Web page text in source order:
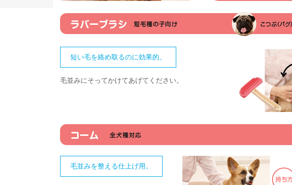
短い毛を絡め取るのに効果的。
毛並みにそってかけてあげてください。
毛並みを整える仕上げ用。